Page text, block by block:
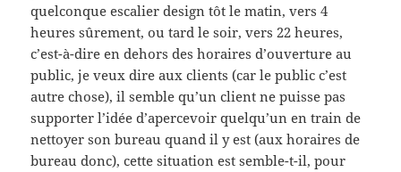
quelconque escalier design tôt le matin, vers 4
heures sûrement, ou tard le soir, vers 22 heures,
c’est-à-dire en dehors des horaires d’ouverture au
public, je veux dire aux clients (car le public c’est
autre chose), il semble qu’un client ne puisse pas
supporter l’idée d’apercevoir quelqu’un en train de
nettoyer son bureau quand il y est (aux horaires de
bureau donc), cette situation est semble-t-il, pour